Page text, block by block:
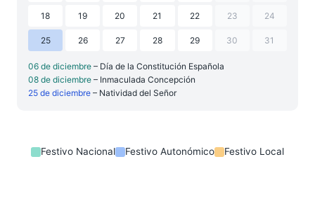
18 19 20 21 22 23 24
25 26 27 28 29 30 31
06 de diciembre – Día de la Constitución Española
08 de diciembre – Inmaculada Concepción
25 de diciembre – Natividad del Señor
Festivo Nacional Festivo Autonómico Festivo Local